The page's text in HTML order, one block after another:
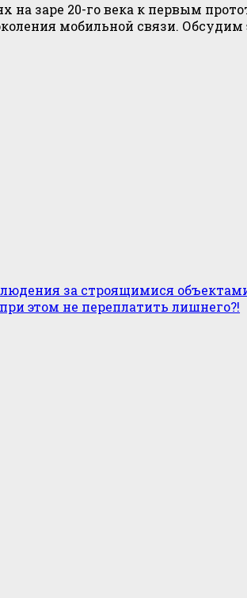
на заре 20-го века к первым
мобильной связи. Обсудим
за строящимися
этом не переплатить лишнего?!